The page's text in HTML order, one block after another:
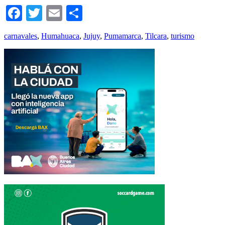
Facebook
TwitterEmail
carnavales, Humahuaca, Jujuy, Pumamarca, Tilcara, turismo